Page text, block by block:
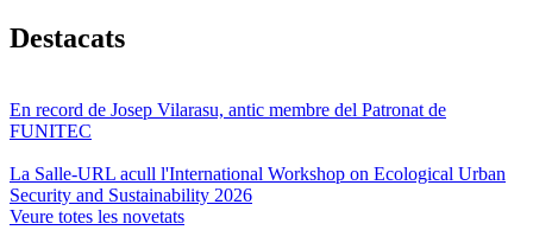
Destacats
En record de Josep Vilarasu, antic membre del Patronat de
FUNITEC
La Salle-URL acull l'International Workshop on Ecological Urban
Security and Sustainability 2026
Veure totes les novetats